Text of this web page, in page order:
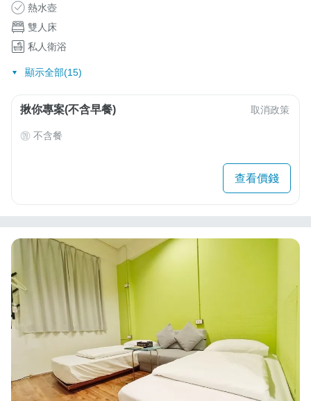
熱水壺
雙人床
私人衛浴
顯示全部(15)
揪你專案(不含早餐) 取消政策
不含餐
查看價錢